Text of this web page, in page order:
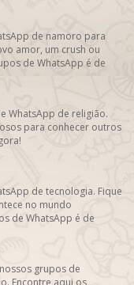
de namoro para
amor, um crush ou
de WhatsApp é de
WhatsApp de religião.
para conhecer outros
de tecnologia. Fique
no mundo
de WhatsApp é de
grupos de
Encontre aqui os